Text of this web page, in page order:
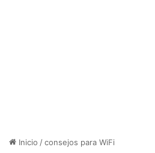
Inicio /consejos para WiFi